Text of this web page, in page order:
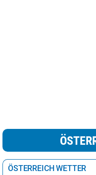
ÖSTERREICH WETTER